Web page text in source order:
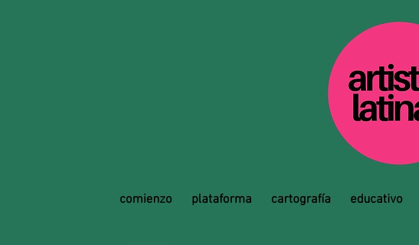
comienzo plataforma cartografía educativo